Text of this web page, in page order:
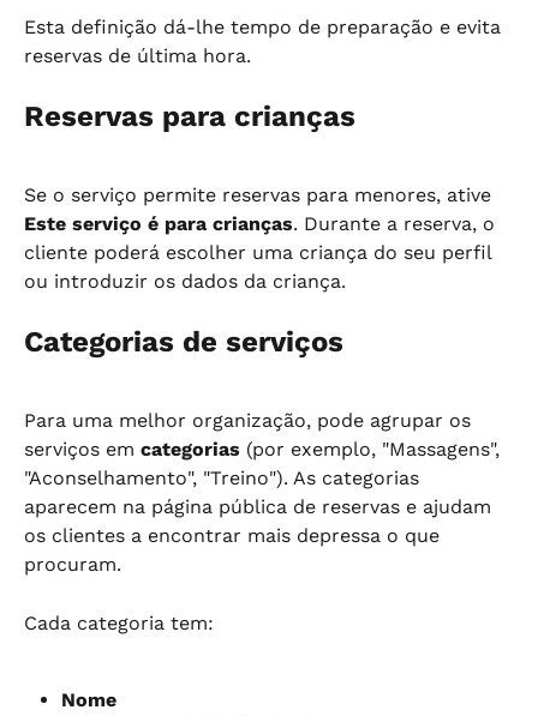
Esta definição dá-lhe tempo de preparação e evita
reservas de última hora.
Reservas para crianças
Se o serviço permite reservas para menores, ative
Este serviço é para crianças. Durante a reserva, o
cliente poderá escolher uma criança do seu perfil
ou introduzir os dados da criança.
Categorias de serviços
Para uma melhor organização, pode agrupar os
serviços em categorias (por exemplo, "Massagens",
"Aconselhamento", "Treino"). As categorias
aparecem na página pública de reservas e ajudam
os clientes a encontrar mais depressa o que
procuram.
Cada categoria tem:
Nome